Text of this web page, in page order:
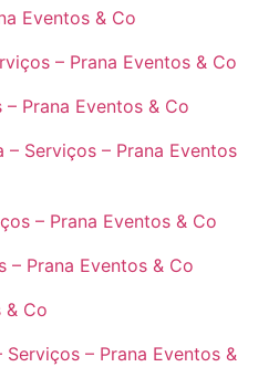
Eventos & Co
– Prana Eventos & Co
Prana Eventos & Co
– Serviços – Prana Eventos
– Prana Eventos & Co
– Prana Eventos & Co
& Co
Serviços – Prana Eventos &